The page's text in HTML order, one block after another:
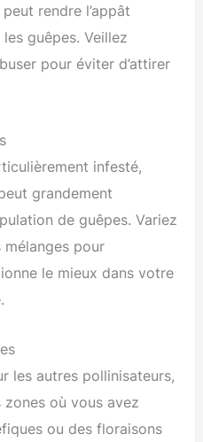
rendre l’appât
guêpes. Veillez
pour éviter d’attirer
infesté,
grandement
de guêpes. Variez
mélanges pour
le mieux dans votre
les autres pollinisateurs,
où vous avez
ou des floraisons